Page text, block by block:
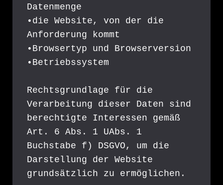
Datenmenge
•die Website, von der die
Anforderung kommt
•Browsertyp und Browserversion
•Betriebssystem
Rechtsgrundlage für die
Verarbeitung dieser Daten sind
berechtigte Interessen gemäß
Art. 6 Abs. 1 UAbs. 1
Buchstabe f) DSGVO, um die
Darstellung der Website
grundsätzlich zu ermöglichen.